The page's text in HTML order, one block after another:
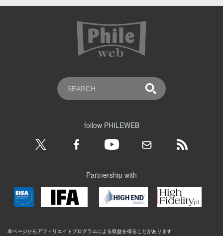
follow PHILEWEB
Partnership with
本ページからアフィリエイトプログラムによる収益を得ることがあります